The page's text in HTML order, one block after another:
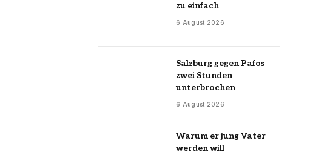
zu einfach
6 August 2026
Salzburg gegen Pafos
zwei Stunden
unterbrochen
6 August 2026
Warum er jung Vater
werden will